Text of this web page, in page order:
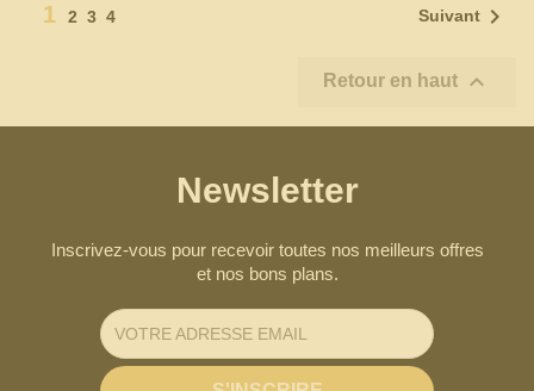
1 2 3 4 Suivant 
Retour en haut 
Newsletter
Inscrivez-vous pour recevoir toutes nos meilleurs offres
et nos bons plans.